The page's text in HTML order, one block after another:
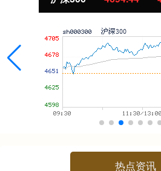
热点资讯